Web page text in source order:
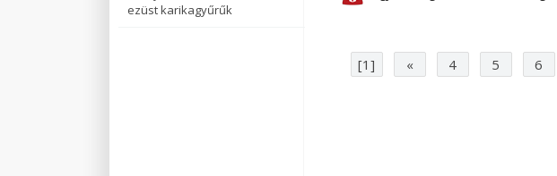
ezüst karikagyűrűk
[1] « 4 5 6